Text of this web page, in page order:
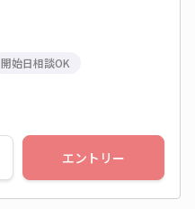
開始日相談OK
エントリー